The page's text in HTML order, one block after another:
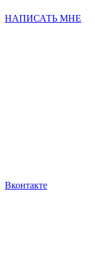
НАПИСАТЬ МНЕ
Вконтакте